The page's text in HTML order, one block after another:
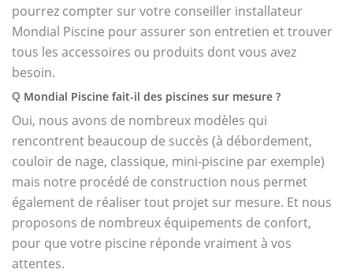
pourrez compter sur votre conseiller installateur
Mondial Piscine pour assurer son entretien et trouver
tous les accessoires ou produits dont vous avez
besoin.
Q Mondial Piscine fait-il des piscines sur mesure ?
Oui, nous avons de nombreux modèles qui
rencontrent beaucoup de succès (à débordement,
couloir de nage, classique, mini-piscine par exemple)
mais notre procédé de construction nous permet
également de réaliser tout projet sur mesure. Et nous
proposons de nombreux équipements de confort,
pour que votre piscine réponde vraiment à vos
attentes.